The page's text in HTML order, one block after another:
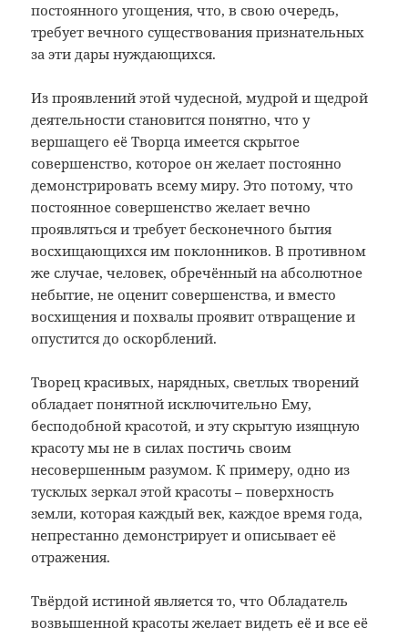
постоянного угощения, что, в свою очередь,
требует вечного существования признательных
за эти дары нуждающихся.
Из проявлений этой чудесной, мудрой и щедрой
деятельности становится понятно, что у
вершащего её Творца имеется скрытое
совершенство, которое он желает постоянно
демонстрировать всему миру. Это потому, что
постоянное совершенство желает вечно
проявляться и требует бесконечного бытия
восхищающихся им поклонников. В противном
же случае, человек, обречённый на абсолютное
небытие, не оценит совершенства, и вместо
восхищения и похвалы проявит отвращение и
опустится до оскорблений.
Творец красивых, нарядных, светлых творений
обладает понятной исключительно Ему,
бесподобной красотой, и эту скрытую изящную
красоту мы не в силах постичь своим
несовершенным разумом. К примеру, одно из
тусклых зеркал этой красоты – поверхность
земли, которая каждый век, каждое время года,
непрестанно демонстрирует и описывает её
отражения.
Твёрдой истиной является то, что Обладатель
возвышенной красоты желает видеть её и все её